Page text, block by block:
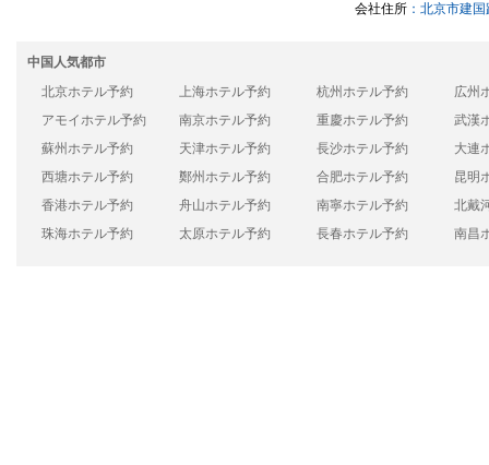
会社住所：北京市建
中国人気都市
北京ホテル予約
上海ホテル予約 杭州ホテル予約
広州
アモイホテル予約
南京ホテル予約 重慶ホテル予約
武漢
蘇州ホテル予約
天津ホテル予約 長沙ホテル予約
大連
西塘ホテル予約
鄭州ホテル予約 合肥ホテル予約
昆明
香港ホテル予約
舟山ホテル予約 南寧ホテル予約
北戴
珠海ホテル予約
太原ホテル予約 長春ホテル予約 南昌